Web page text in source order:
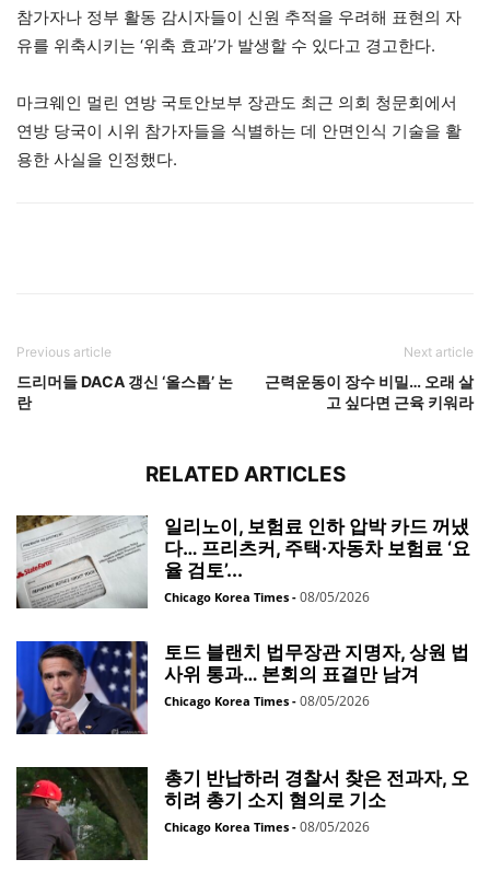
참가자나 정부 활동 감시자들이 신원 추적을 우려해 표현의 자
유를 위축시키는 ‘위축 효과’가 발생할 수 있다고 경고한다.
마크웨인 멀린 연방 국토안보부 장관도 최근 의회 청문회에서
연방 당국이 시위 참가자들을 식별하는 데 안면인식 기술을 활
용한 사실을 인정했다.
Previous article
드리머들 DACA 갱신 ‘올스톱’ 논
란
Next article
근력운동이 장수 비밀… 오래 살
고 싶다면 근육 키워라
RELATED ARTICLES
일리노이, 보험료 인하 압박 카드 꺼냈
다… 프리츠커, 주택·자동차 보험료 ‘요
율 검토’...
Chicago Korea Times - 08/05/2026
토드 블랜치 법무장관 지명자, 상원 법
사위 통과… 본회의 표결만 남겨
Chicago Korea Times - 08/05/2026
총기 반납하러 경찰서 찾은 전과자, 오
히려 총기 소지 혐의로 기소
Chicago Korea Times - 08/05/2026